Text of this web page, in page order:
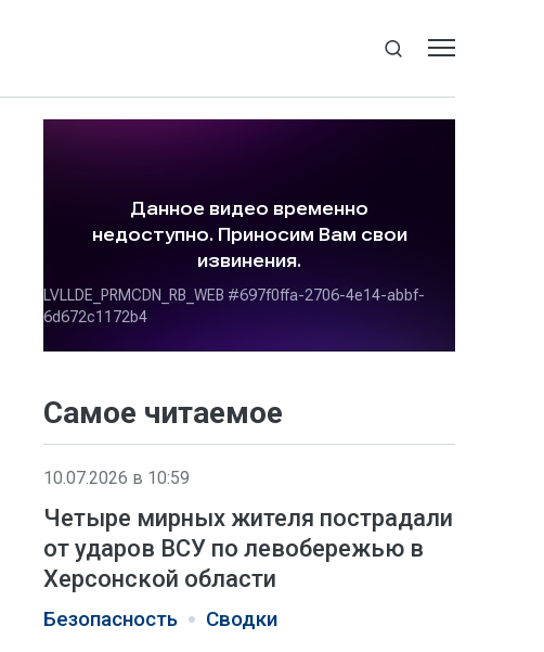
Самое читаемое
10.07.2026 в 10:59
Четыре мирных жителя пострадали
от ударов ВСУ по левобережью в
Херсонской области
Безопасность Сводки